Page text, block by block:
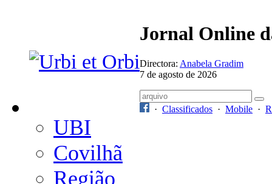
Jornal Online
Directora: Anabela Gradim
7 de agosto de 2026
· Classificados · Mobile ·
UBI
Covilhã
Região